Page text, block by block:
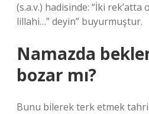
(s.a.v.) hadisinde: “İki
lillahi…” deyin” buyurmuştur.
Namazda
bozar mı?
Bunu bilerek terk etmek